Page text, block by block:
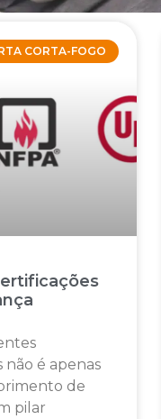
CORTA-FOGO
não é apenas
de
pilar